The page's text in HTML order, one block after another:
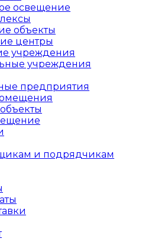
освещение
объекты
центры
учреждения
учреждения
предприятия
и подрядчикам